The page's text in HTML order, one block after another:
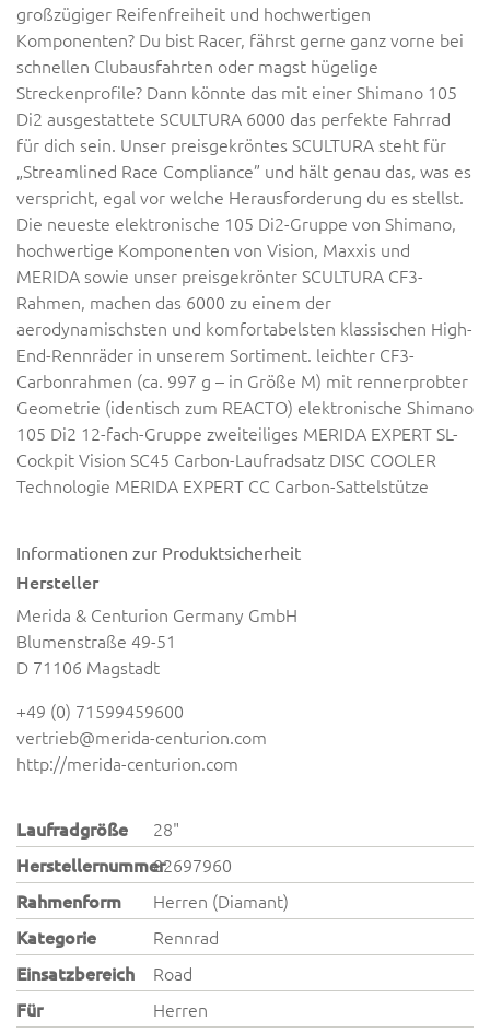
großzügiger Reifenfreiheit und hochwertigen
Komponenten? Du bist Racer, fährst gerne ganz vorne bei
schnellen Clubausfahrten oder magst hügelige
Streckenprofile? Dann könnte das mit einer Shimano 105
Di2 ausgestattete SCULTURA 6000 das perfekte Fahrrad
für dich sein. Unser preisgekröntes SCULTURA steht für
„Streamlined Race Compliance” und hält genau das, was es
verspricht, egal vor welche Herausforderung du es stellst.
Die neueste elektronische 105 Di2-Gruppe von Shimano,
hochwertige Komponenten von Vision, Maxxis und
MERIDA sowie unser preisgekrönter SCULTURA CF3-
Rahmen, machen das 6000 zu einem der
aerodynamischsten und komfortabelsten klassischen High-
End-Rennräder in unserem Sortiment. leichter CF3-
Carbonrahmen (ca. 997 g – in Größe M) mit rennerprobter
Geometrie (identisch zum REACTO) elektronische Shimano
105 Di2 12-fach-Gruppe zweiteiliges MERIDA EXPERT SL-
Cockpit Vision SC45 Carbon-Laufradsatz DISC COOLER
Technologie MERIDA EXPERT CC Carbon-Sattelstütze
Informationen zur Produktsicherheit
Hersteller
Merida & Centurion Germany GmbH
Blumenstraße 49-51
D 71106 Magstadt
+49 (0) 71599459600
vertrieb@merida-centurion.com
http://merida-centurion.com
Laufradgröße
28"
Herstellernummer82697960
Rahmenform
Herren (Diamant)
Kategorie
Rennrad
Einsatzbereich
Road
Für
Herren